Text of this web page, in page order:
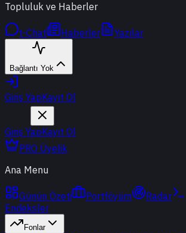
Topluluk ve Haberler
t-Chat Haberler Yazılar
Bağlantı Yok
Giriş YapKayıt Ol
Giriş YapKayıt Ol
PRO Üyelik
Ana Menu
Günün Özeti Portföyüm Radar
Endeksler
Fonlar